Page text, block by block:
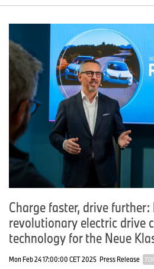
Charge faster, drive
revolutionary electric drive
technology for the Neue
Mon Feb 24 17:00:00 CET 2025 Press Release